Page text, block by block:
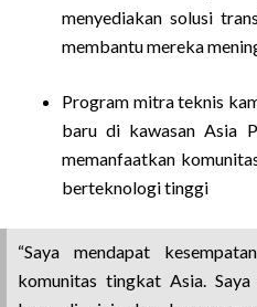
menyediakan solusi
membantu mereka
Program mitra teknis
baru di kawasan Asia
memanfaatkan
berteknologi tinggi
“Saya mendapat
komunitas tingkat Asia.